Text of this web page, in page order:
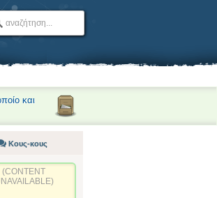
και
Κους-κους